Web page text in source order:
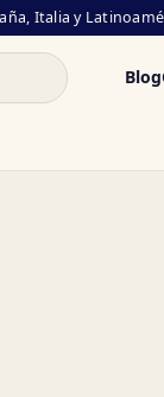
Italia y
Blog